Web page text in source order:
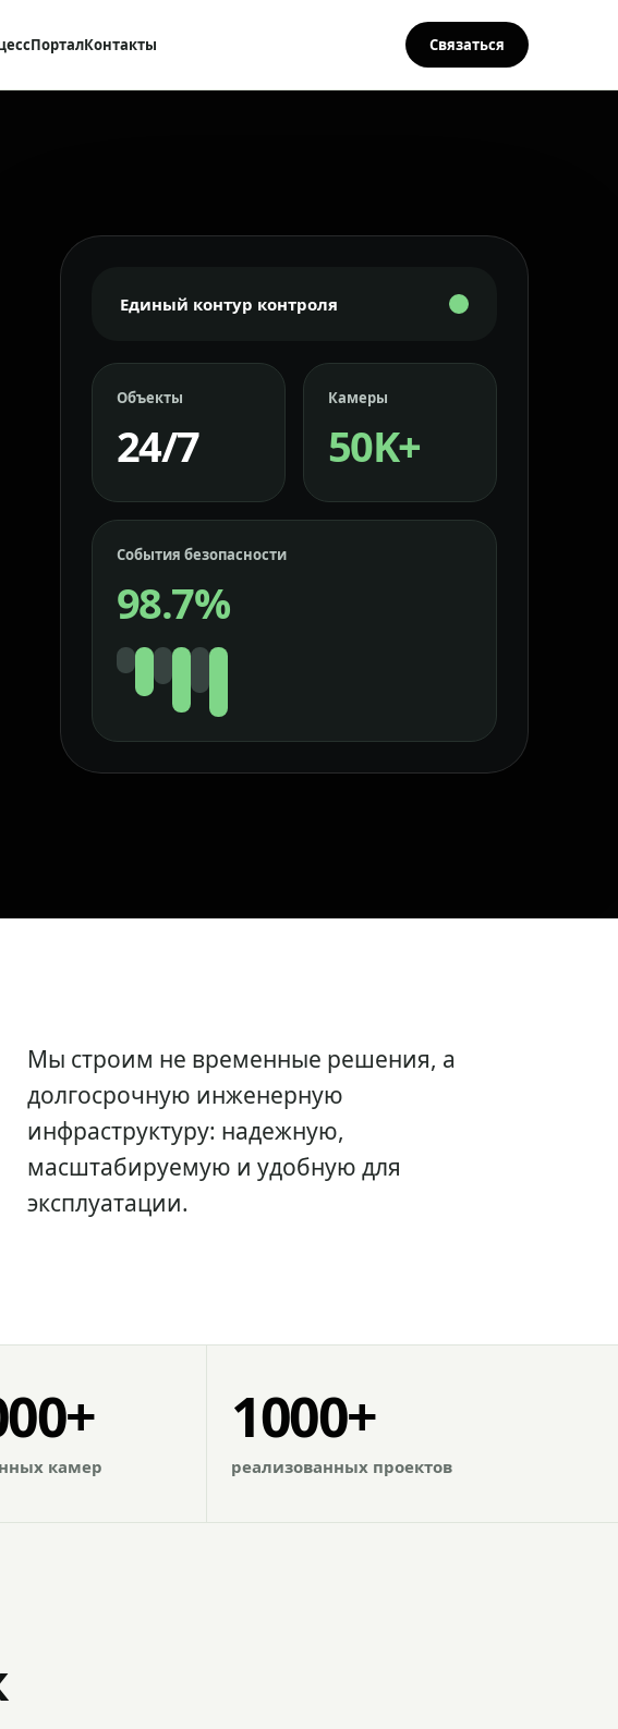
ПорталКонтакты Связаться
Единый контур контроля
Объекты
24/7
Камеры
50K+
События безопасности
98.7%
Мы строим не временные решения, а
долгосрочную инженерную
инфраструктуру: надежную,
масштабируемую и удобную для
эксплуатации.
камер
1000+
реализованных проектов